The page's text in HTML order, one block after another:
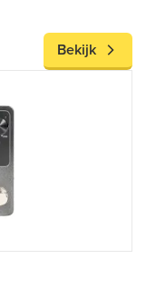
Bekijk